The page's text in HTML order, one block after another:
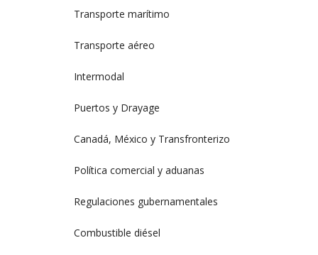
Transporte marítimo
Transporte aéreo
Intermodal
Puertos y Drayage
Canadá, México y Transfronterizo
Política comercial y aduanas
Regulaciones gubernamentales
Combustible diésel